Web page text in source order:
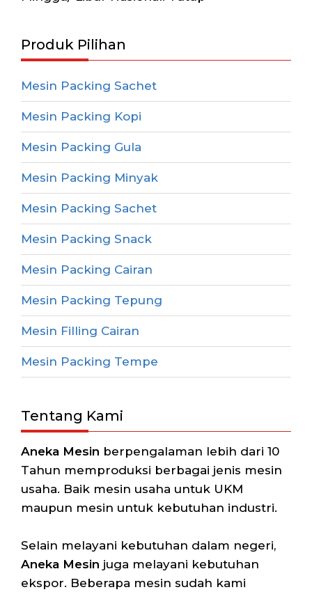
Produk Pilihan
Mesin Packing Sachet
Mesin Packing Kopi
Mesin Packing Gula
Mesin Packing Minyak
Mesin Packing Sachet
Mesin Packing Snack
Mesin Packing Cairan
Mesin Packing Tepung
Mesin Filling Cairan
Mesin Packing Tempe
Tentang Kami
Aneka Mesin berpengalaman lebih dari 10
Tahun memproduksi berbagai jenis mesin
usaha. Baik mesin usaha untuk UKM
maupun mesin untuk kebutuhan industri.
Selain melayani kebutuhan dalam negeri,
Aneka Mesin juga melayani kebutuhan
ekspor. Beberapa mesin sudah kami